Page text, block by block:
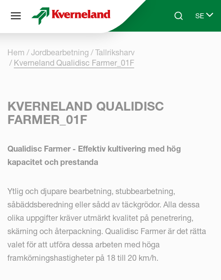
Skip to main contentSearchSE
Select
Hem Jordbearbetning
Tallriksharv
Kverneland Qualidisc Farmer_01F
KVERNELAND QUALIDISC
FARMER_01F
Qualidisc Farmer - Effektiv kultivering med hög
kapacitet och prestanda
Ytlig och djupare bearbetning, stubbearbetning,
såbäddsberedning eller sådd av täckgrödor. Alla dessa
olika uppgifter kräver utmärkt kvalitet på penetrering,
skärning och återpackning. Qualidisc Farmer är det rätta
valet för att utföra dessa arbeten med höga
framkörningshastigheter på 18 till 20 km/h.
Cookie- hanteringspanel